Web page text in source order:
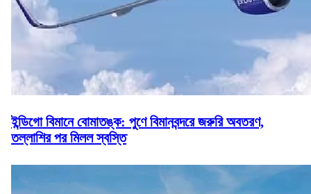
ইন্ডিগো বিমানে বোমাতঙ্ক: পুণে বিমানবন্দরে জরুরি অবতরণ,
তল্লাশির পর মিলল স্বস্তি